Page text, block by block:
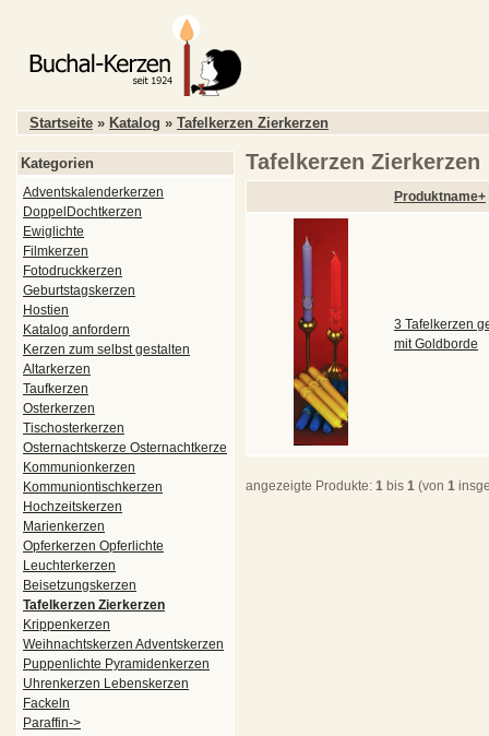
Startseite » Katalog » Tafelkerzen Zierkerzen
Tafelkerzen Zierkerzen
Produktname+
3 Tafelkerzen
mit Goldborde
angezeigte Produkte: 1 bis 1 (von 1
Kategorien
Adventskalenderkerzen
DoppelDochtkerzen
Ewiglichte
Filmkerzen
Fotodruckkerzen
Geburtstagskerzen
Hostien
Katalog anfordern
Kerzen zum selbst gestalten
Altarkerzen
Taufkerzen
Osterkerzen
Tischosterkerzen
Osternachtskerze Osternachtkerze
Kommunionkerzen
Kommuniontischkerzen
Hochzeitskerzen
Marienkerzen
Opferkerzen Opferlichte
Leuchterkerzen
Beisetzungskerzen
Tafelkerzen Zierkerzen
Krippenkerzen
Weihnachtskerzen Adventskerzen
Puppenlichte Pyramidenkerzen
Uhrenkerzen Lebenskerzen
Fackeln
Paraffin->